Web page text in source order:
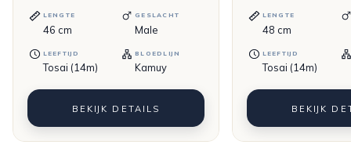
LENGTE
46 cm
GESLACHT
Male
LEEFTIJD
Tosai (14m)
BLOEDLIJN
Kamuy
BEKIJK DETAILS
LENGTE
48 cm
LEEFTIJD
Tosai (14m)
BEKIJK